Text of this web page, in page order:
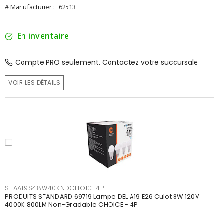
# Manufacturier : 62513
En inventaire
Compte PRO seulement. Contactez votre succursale
VOIR LES DÉTAILS
STAA19S48W40KNDCHOICE4P
PRODUITS STANDARD 69719 Lampe DEL A19 E26 Culot 8W 120V
4000K 800LM Non-Gradable CHOICE - 4P